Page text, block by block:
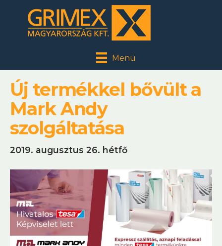
Menü
Új termékkel bővült a
Mark Andy
szolgáltatása
2019. augusztus 26. hétfő